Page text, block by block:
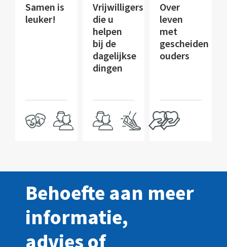
Samen is
leuker!
Vrijwilligers
die u
helpen
bij de
dagelijkse
dingen
Over
leven
met
gescheiden
ouders
Behoefte aan meer
informatie,